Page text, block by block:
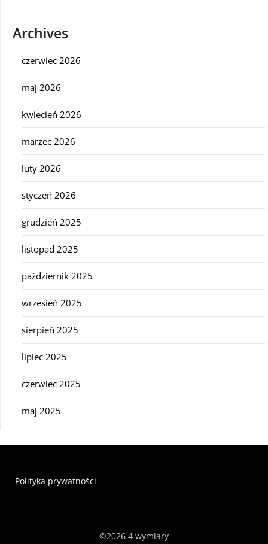
Archives
czerwiec 2026
maj 2026
kwiecień 2026
marzec 2026
luty 2026
styczeń 2026
grudzień 2025
listopad 2025
październik 2025
wrzesień 2025
sierpień 2025
lipiec 2025
czerwiec 2025
maj 2025
Polityka prywatności
©2026 4 wymiary